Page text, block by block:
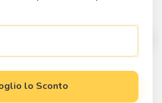
lo Sconto